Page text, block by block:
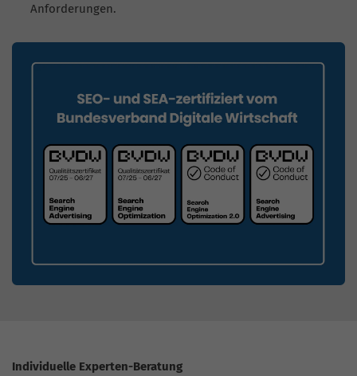
Anforderungen.
Individuelle Experten-Beratung